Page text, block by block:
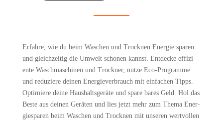
Erfah­re, wie du beim Waschen und Trock­nen Ener­gie spa­ren
und gleich­zei­tig die Umwelt scho­nen kannst. Ent­de­cke effi­zi­
en­te Wasch­ma­schi­nen und Trock­ner, nut­ze Eco-Pro­gram­me
und redu­zie­re dei­nen Ener­gie­ver­brauch mit ein­fa­chen Tipps.
Opti­mie­re dei­ne Haus­halts­ge­rä­te und spa­re bares Geld. Hol das
Bes­te aus dei­nen Gerä­ten und lies jetzt mehr zum The­ma Ener­
gie­spa­ren beim Waschen und Trock­nen mit unse­ren wert­vol­len